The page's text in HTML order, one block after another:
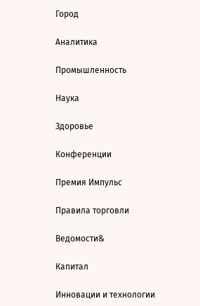
Город
Аналитика
Промышленность
Наука
Здоровье
Конференции
Премия Импульс
Правила торговли
Ведомости&
Капитал
Инновации и технологии